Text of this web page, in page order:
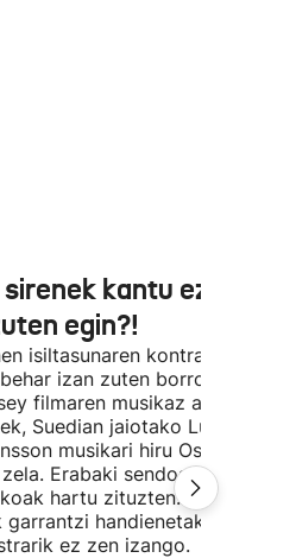
kantu ez
egin?!
isiltasunaren kontra (edo
izan zuten borroka The
filmaren musikaz arduratu
Suedian jaiotako Ludwig
musikari hiru Oscar
Erabaki sendoak, ezin
hartu zituzten. Lehengo
garrantzi handienetakoa:
ez zen izango.